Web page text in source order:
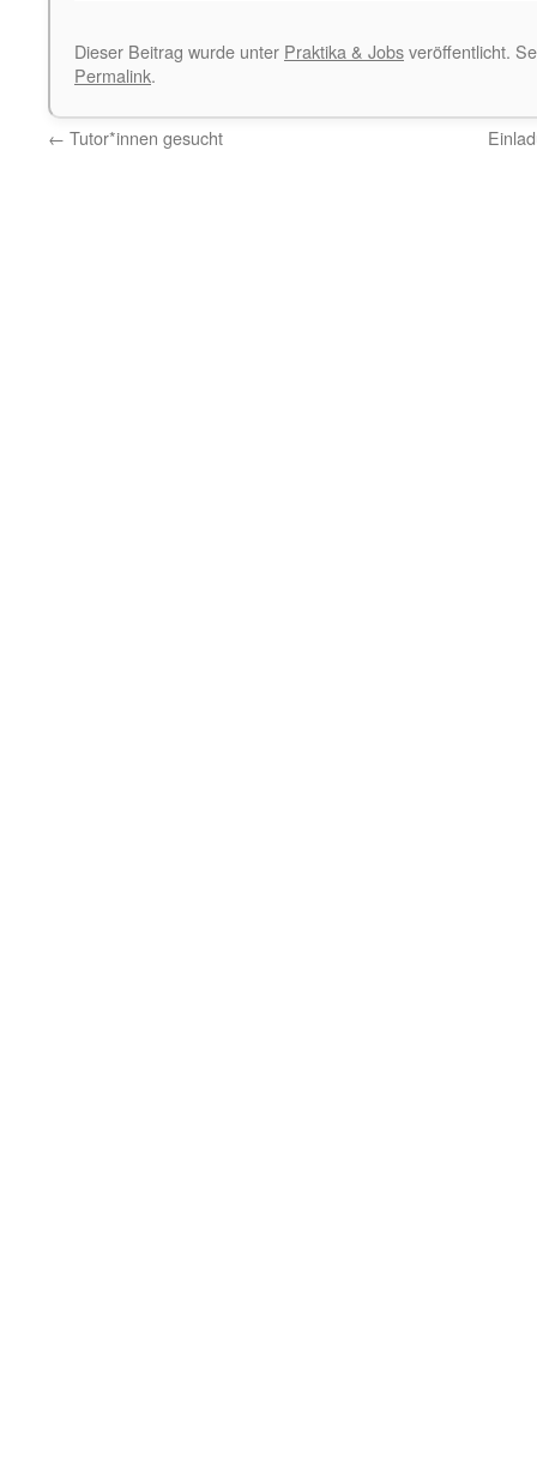
Dieser Beitrag wurde unter Praktika & Jobsveröffentlicht.
Permalink.
← Tutor*innen gesucht